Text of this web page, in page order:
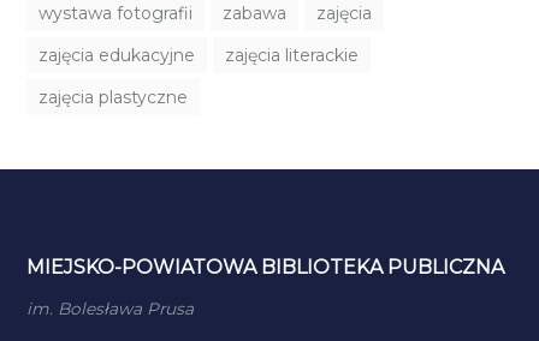
wystawa fotografii
zabawa
zajęcia
zajęcia edukacyjne
zajęcia literackie
zajęcia plastyczne
MIEJSKO-POWIATOWA BIBLIOTEKA PUBLICZNA
im. Bolesława Prusa